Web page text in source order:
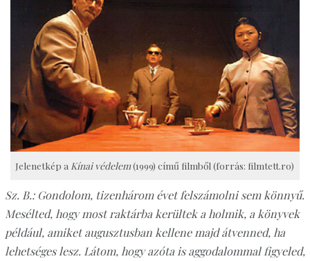
Jelenetkép a Kínai védelem(1999) című filmből (forrás: filmtett.ro)
Sz. B.: Gondolom, tizenhárom évet felszámolni sem könnyű.
Mesélted, hogy most raktárba kerültek a holmik, a könyvek
például, amiket augusztusban kellene majd átvenned, ha
lehetséges lesz. Látom, hogy azóta is aggodalommal figyeled,